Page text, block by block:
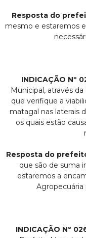
Resposta do
mesmo e estaremos
INDICAÇÃO Nº
Municipal, através
que verifique a
matagal nas laterais
os quais estão
Resposta do
que são de suma
estaremos a
Agropecuária
INDICAÇÃO Nº